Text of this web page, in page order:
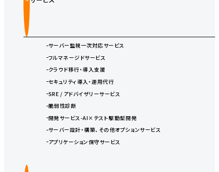
サーバー監視一次対応サービス
フルマネージドサービス
クラウド移行・導入支援
セキュリティ導入・運用代行
SRE / アドバイザリーサービス
脆弱性診断
開発サービス-AI×テスト駆動型開発
サーバー設計・構築、その他オプションサービス
アプリケーション保守サービス